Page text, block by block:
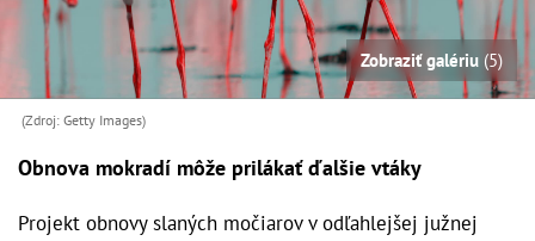
Zobraziť galériu (5)
(Zdroj: Getty Images)
Obnova mokradí môže prilákať ďalšie vtáky
Projekt obnovy slaných močiarov v odľahlejšej južnej